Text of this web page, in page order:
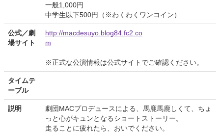
一般1,000円
中学生以下500円（※わくわくワンコイン）
公式／劇
場サイト
http://macdesuyo.blog84.fc2.co
m
※正式な公演情報は公式サイトでご確認ください。
タイムテ
ーブル
説明
劇団MACプロデュースによる、馬鹿馬鹿しくて、ちょ
っと心がキュンとなるショートストーリー。
走ることに疲れたら、おいでください。